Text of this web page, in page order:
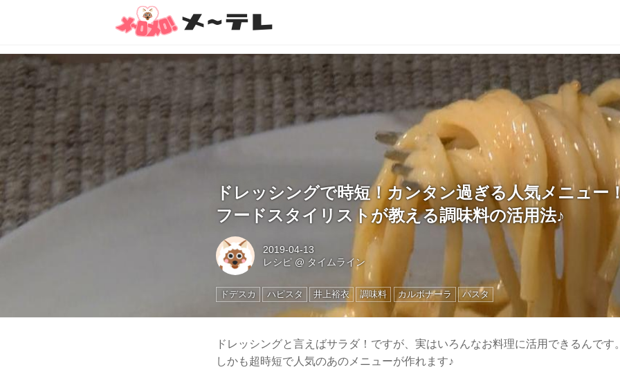
ドレッシングで時短！カンタン過ぎる人気メニュー
フードスタイリストが教える調味料の活用法♪
2019-04-13
レシピ @ タイムライン
ドデスカ ハピスタ 井上裕衣 調味料 カルボナーラ パスタ
ドレッシングと言えばサラダ！ですが、実はいろんなお料理に活用できるんです
しかも超時短で人気のあのメニューが作れます♪